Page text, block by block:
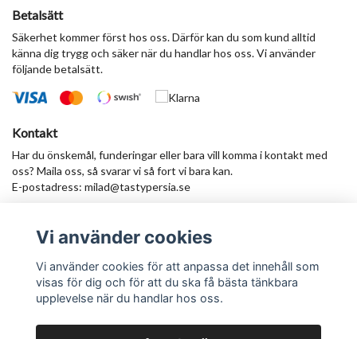
Betalsätt
Säkerhet kommer först hos oss. Därför kan du som kund alltid
känna dig trygg och säker när du handlar hos oss. Vi använder
följande betalsätt.
Kontakt
Har du önskemål, funderingar eller bara vill komma i kontakt med
oss? Maila oss, så svarar vi så fort vi bara kan.
E-postadress: milad@tastypersia.se
Anmäl dig till vårt nyhetsbrev
Prenumerera
Vi använder cookies
Vi använder cookies för att anpassa det innehåll som
visas för dig och för att du ska få bästa tänkbara
upplevelse när du handlar hos oss.